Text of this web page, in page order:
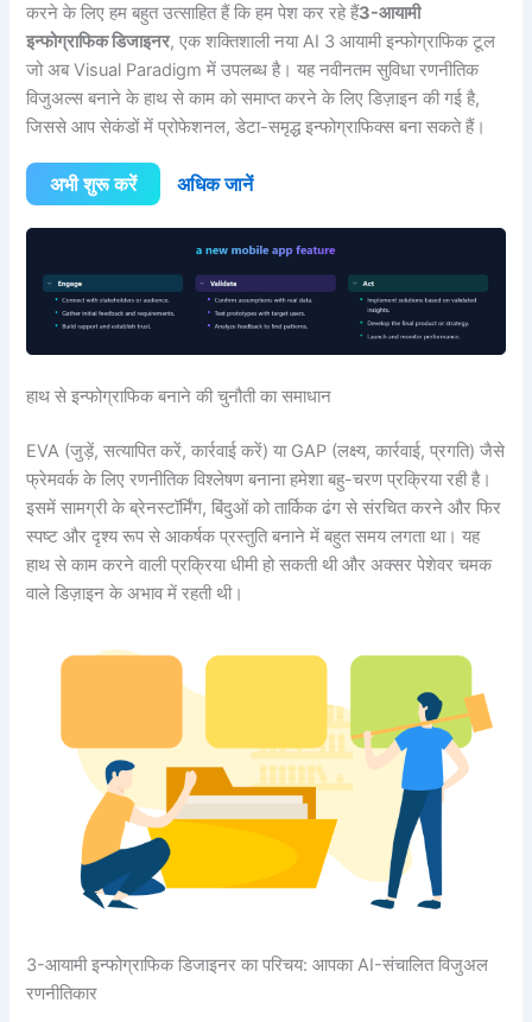
करने के लिए हम बहुत उत्साहित हैं कि हम पेश कर रहे हैं3-आयामी
इन्फोग्राफिक डिजाइनर, एक शक्तिशाली नया AI 3 आयामी इन्फोग्राफिक टूल
जो अब Visual Paradigm में उपलब्ध है। यह नवीनतम सुविधा रणनीतिक
विजुअल्स बनाने के हाथ से काम को समाप्त करने के लिए डिज़ाइन की गई है,
जिससे आप सेकंडों में प्रोफेशनल, डेटा-समृद्ध इन्फोग्राफिक्स बना सकते हैं।
अभी शुरू करें अधिक जानें
हाथ से इन्फोग्राफिक बनाने की चुनौती का समाधान
EVA (जुड़ें, सत्यापित करें, कार्रवाई करें) या GAP (लक्ष्य, कार्रवाई, प्रगति) जैसे
फ्रेमवर्क के लिए रणनीतिक विश्लेषण बनाना हमेशा बहु-चरण प्रक्रिया रही है।
इसमें सामग्री के ब्रेनस्टॉर्मिंग, बिंदुओं को तार्किक ढंग से संरचित करने और फिर
स्पष्ट और दृश्य रूप से आकर्षक प्रस्तुति बनाने में बहुत समय लगता था। यह
हाथ से काम करने वाली प्रक्रिया धीमी हो सकती थी और अक्सर पेशेवर चमक
वाले डिज़ाइन के अभाव में रहती थी।
3-आयामी इन्फोग्राफिक डिजाइनर का परिचय: आपका AI-संचालित विजुअल
रणनीतिकार